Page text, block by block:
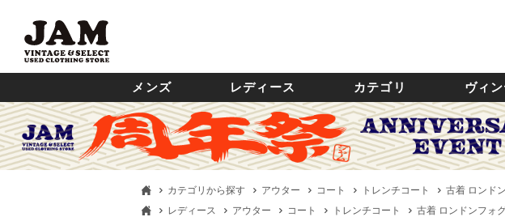
メンズ レディース カテゴリ ヴィ
カテゴリから探す アウター コート トレンチコート
古着 ロンド
レディース
アウター コート トレンチコート
古着 ロンドンフォ